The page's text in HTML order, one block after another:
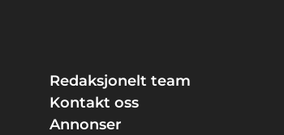
Redaksjonelt team
Kontakt oss
Annonser